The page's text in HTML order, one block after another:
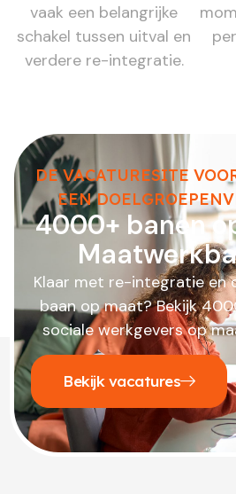
vaak een belangrijke
schakel tussen uitval en
verdere re-integratie.
DE VACATURESITE
EEN
4000+ banen
Klaar met re-integratie en
baan op maat? Bekijk
sociale werkgevers op
Bekijk vacatures